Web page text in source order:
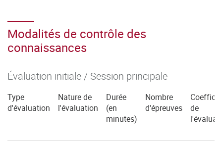
Modalités de contrôle des
connaissances
Évaluation initiale / Session principale
Type
d'évaluation
Nature de
l'évaluation
Durée
(en
minutes)
Nombre
d'épreuves
de